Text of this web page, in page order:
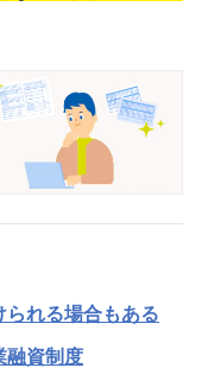
られる場合もある
融資制度